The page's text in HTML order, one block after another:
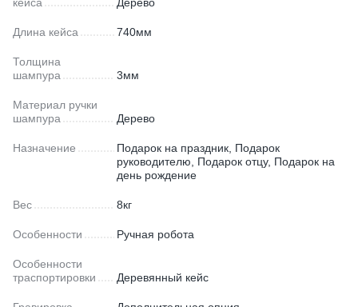
Длина кейса 740мм
Толщина
шампура
3мм
Материал ручки
шампура
Дерево
Назначение
Подарок на праздник, Подарок
руководителю, Подарок отцу, Подарок на
день рождение
Вес 8кг
Особенности Ручная робота
Особенности
траспортировки
Деревянный кейс